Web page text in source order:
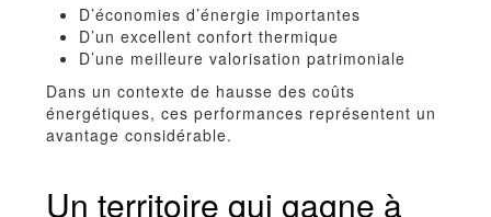
D’économies d’énergie importantes
D’un excellent confort thermique
D’une meilleure valorisation patrimoniale
Dans un contexte de hausse des coûts
énergétiques, ces performances représentent un
avantage considérable.
Un territoire qui gagne à